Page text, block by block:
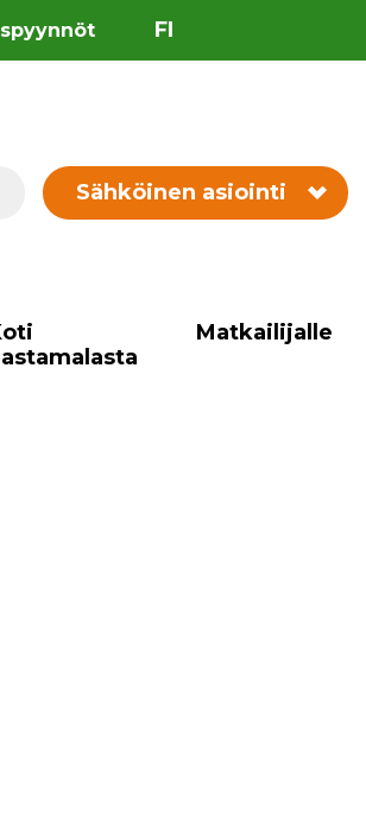
FI
Sähköinen asiointi
Matkailijalle